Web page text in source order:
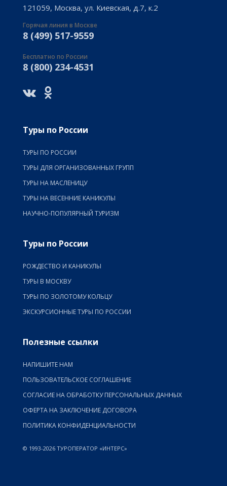
121059, Москва, ул. Киевская, д.7, к.2
Горячая линия в Москве
8 (499) 517-9559
Бесплатно по России
8 (800) 234-4531
Туры по России
ТУРЫ ПО РОССИИ
ТУРЫ ДЛЯ ОРГАНИЗОВАННЫХ ГРУПП
ТУРЫ НА МАСЛЕНИЦУ
ТУРЫ НА ВЕСЕННИЕ КАНИКУЛЫ
НАУЧНО-ПОПУЛЯРНЫЙ ТУРИЗМ
Туры по России
РОЖДЕСТВО И КАНИКУЛЫ
ТУРЫ В МОСКВУ
ТУРЫ ПО ЗОЛОТОМУ КОЛЬЦУ
ЭКСКУРСИОННЫЕ ТУРЫ ПО РОССИИ
Полезные ссылки
НАПИШИТЕ НАМ
ПОЛЬЗОВАТЕЛЬСКОЕ СОГЛАШЕНИЕ
СОГЛАСИЕ НА ОБРАБОТКУ ПЕРСОНАЛЬНЫХ ДАННЫХ
ОФЕРТА НА ЗАКЛЮЧЕНИЕ ДОГОВОРА
ПОЛИТИКА КОНФИДЕНЦИАЛЬНОСТИ
© 1993-2026 ТУРОПЕРАТОР «ИНТЕРС»